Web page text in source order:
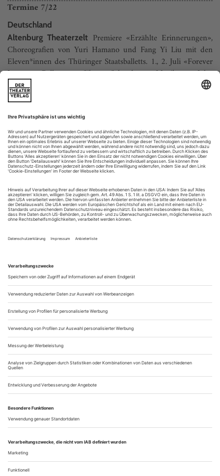
Termine 7/22
Deutschland
Altenburg Theaterzelt Premiere «Erzählte Erinnerungen»,
Choreografien von Yuri Hamano und Fang Yi Liu mit den
Eleven*innen des Thüringer Staatsballetts. 1., 2. Juli «Forever
Lennon», Ballett von Silvana Schröder zu Musik von John
Lennon und den Beatles. 9., 17. Juli;
www.theater-altenburg-
gera.de
Berlin
Admiralspalast«Star Dust – From Bach to Bowie»...
Tanz der Neuronen
Julia F Christensen untersucht am Frankfurter Max-Planck-Institut
für empirische
Ästhetik, was die Körperkunst so alles in Bewegung bringt
«Schön» – das ist hier pink, klotzig, leuchtend. Fünf
Max-Planck-Instituts für empirische Ästhetik: SCHÖN. Ob
scheußlich-schön, aufdringlich und provokant, darüber
möchte man sofort diskutieren. Aber bevor ich den Mund
aufmache, lächelt es neben mir: «Dieses...
Im Wartestand
Berliner Kammertänzer, Erster Solist des Staatsballetts – dann
erwischt ihn Corona. Und lässt ihn nicht wieder los. Über seine
Karriere- und Long-Covid-Erfahrung
hat Marian Walter mit Dorion Weickmann gesprochen
Wie er da sitzt, in der Mediathek des Berliner Staatsballetts,
möchte man kaum glauben, dass der Mann ein Problem hat.
Marian Walter hat sich in einem Korbsessel niedergelassen, er
wirkt frisch und aufgeweckt, ist gespannt, was auf ihn
zukommt. Er ist ein bisschen schmaler im Gesicht als früher,
das schon. Aber wie es um seine Gesundheit steht, wird
niemand...